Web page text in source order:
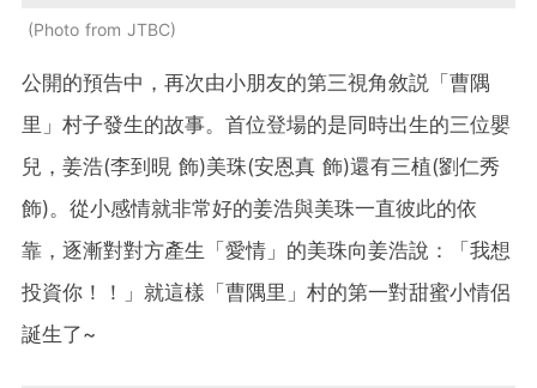
Photo from JTBC
公開的預告中，再次由小朋友的第三視角敘説 「曹隅
里」村子發生的故事。首位登場的是同時出生的三位嬰
兒， 姜浩(李到晛 飾)美珠(安恩真 飾)還有三植(劉仁秀
飾)。從小感情就非常好的姜浩與美珠一直彼此的依
靠，逐漸對對方產生「愛情」的美珠向姜浩說：「我想
投資你！！」就這樣 「曹隅里」村的第一對甜蜜小情侶
誕生了~